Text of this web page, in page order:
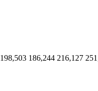
198,503 186,244 216,127